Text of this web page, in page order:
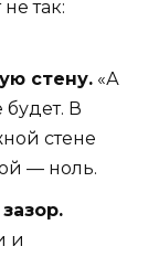
так:
стену. «А
будет. В
стене
— ноль.
и